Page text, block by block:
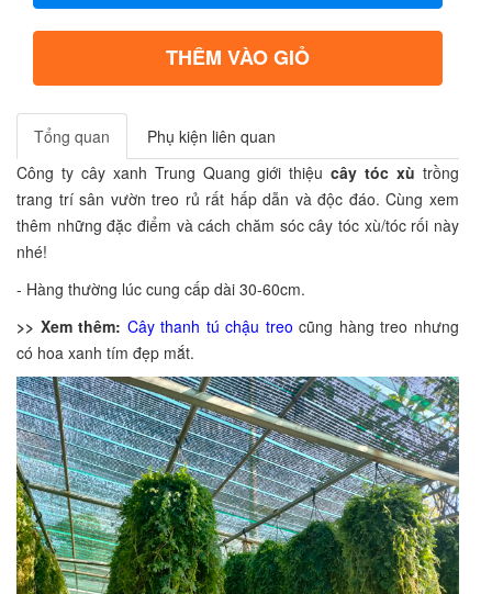
THÊM VÀO GIỎ
Tổng quan
Phụ kiện liên quan
Công ty cây xanh Trung Quang giới thiệucây tóc xù trồng
trang trí sân vườn treo rủ rất hấp dẫn và độc đáo. Cùng xem
thêm những đặc điểm và cách chăm sóc cây tóc xù/tóc rối này
nhé!
- Hàng thường lúc cung cấp dài 30-60cm.
>> Xem thêm: Cây thanh tú chậu treo cũng hàng treo nhưng
có hoa xanh tím đẹp mắt.